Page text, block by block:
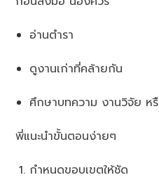
อ่านตำรา
ดูงานเก่าที่คล้ายกัน
ศึกษาบทความ งานวิจัย ห
พี่แนะนำขั้นตอนง่ายๆ
กำหนดขอบเขตให้ชัด